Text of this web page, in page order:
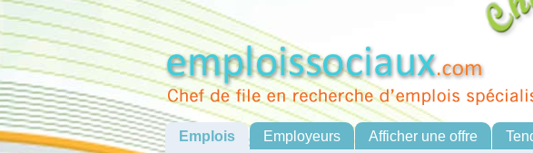
Emplois Employeurs Afficher une offre